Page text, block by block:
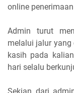
online
Admin turut
melalui jalur
kasih pada
hari selalu
Sekian dari